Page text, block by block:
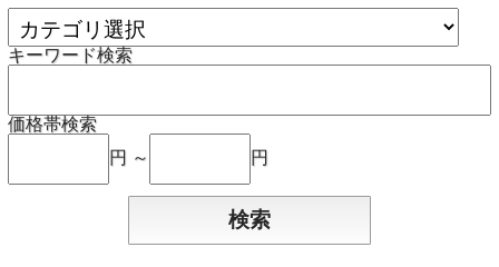
キーワード検索
価格帯検索
円 ～
円